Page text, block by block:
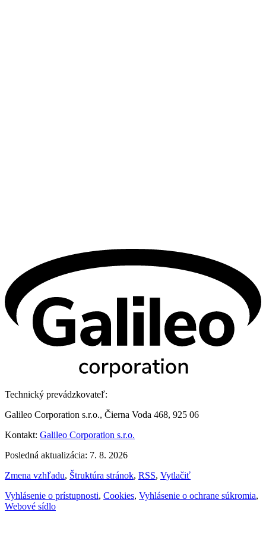
Technický prevádzkovateľ:
Galileo Corporation s.r.o., Čierna Voda 468, 925 06
Kontakt: Galileo Corporation s.r.o.
Posledná aktualizácia: 7. 8. 2026
Zmena vzhľadu, Štruktúra stránok, RSS, Vytlačiť
Vyhlásenie o prístupnosti, Cookies, Vyhlásenie o ochrane súkromia,
Webové sídlo